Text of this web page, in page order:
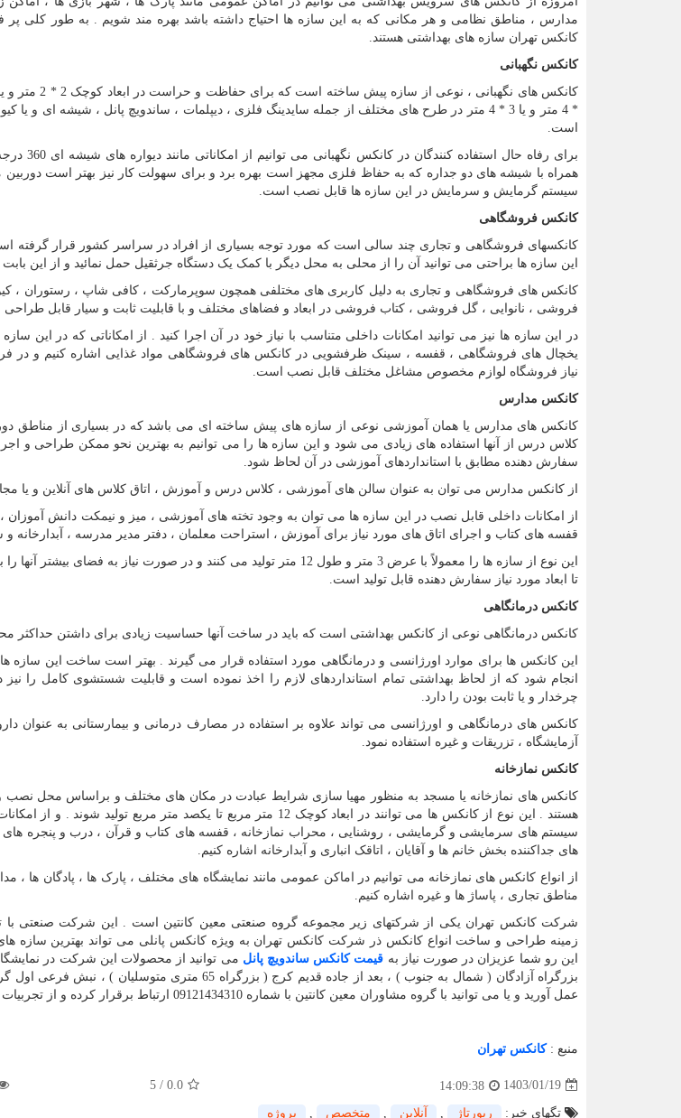
مدارس ، مناطق نظامی و هر مکانی که به این سازه ها احتیاج داشته باشد بهره مند شویم . به طور کلی
کانکس تهران سازه های بهداشتی هستند.
کانکس نگهبانی
* 4 متر و یا 3 * 4 متر در طرح های مختلف از جمله سایدینگ فلزی ، دیپلمات ، ساندویچ پانل ، شیشه ای و
است.
برای رفاه حال
همراه با شیشه های دو جداره که به حفاظ فلزی مجهز است بهره برد و برای سهولت کار نیز بهتر است دوربین
سیستم گرمایش و سرمایش در این سازه ها قابل نصب است.
کانکس فروشگاهی
کانکسهای فروشگاهی و تجاری چند سالی است که مورد توجه بسیاری از افراد در سراسر کشور قرار گرفته
این سازه ها براحتی می توانید آن را از محلی به محل دیگر با کمک یک دستگاه جرثقیل حمل نمائید و از این بابت
کانکس های فروشگاهی و تجاری به دلیل کاربری های مختلفی همچون سوپرمارکت ، کافی شاپ ، رستوران ،
فروشی ، نانوایی ، گل فروشی ، کتاب فروشی در ابعاد و فضاهای مختلف و با قابلیت ثابت و سیار قابل طراحی
در این سازه ها نیز می توانید امکانات داخلی متناسب با نیاز خود در آن اجرا کنید . از امکاناتی که در این
یخچال های فروشگاهی ، قفسه ، سینک ظرفشویی در کانکس های فروشگاهی مواد غذایی اشاره کنیم و در
نیاز فروشگاه لوازم مخصوص مشاغل مختلف قابل نصب است.
کانکس مدارس
کانکس های مدارس یا همان آموزشی نوعی از سازه های پیش ساخته ای می باشد که در بسیاری از مناطق
کلاس درس از آنها استفاده های زیادی می شود و این سازه ها را می توانیم به بهترین نحو ممکن طراحی و اجرا
سفارش دهنده مطابق با استانداردهای آموزشی در آن لحاظ شود.
از کانکس مدارس می توان به عنوان سالن های آموزشی ، کلاس درس و آموزش ، اتاق کلاس های آنلاین و یا
از امکانات داخلی قابل نصب در این سازه ها می توان به وجود تخته های آموزشی ، میز و نیمکت دانش
قفسه های کتاب و اجرای اتاق های مورد نیاز برای آموزش ، استراحت معلمان ، دفتر مدیر مدرسه ، آبدارخانه
این نوع از سازه ها را معمولاً با عرض 3 متر و طول 12 متر تولید می کنند و در صورت نیاز
تا ابعاد مورد نیاز سفارش دهنده قابل تولید است.
کانکس درمانگاهی
کانکس درمانگاهی نوعی از کانکس بهداشتی است که باید در ساخت آنها حساسیت زیادی برای داشتن حداکثر
این کانکس ها برای موارد اورژانسی و درمانگاهی مورد استفاده قرار می گیرند . بهتر است ساخت این سازه ها
انجام شود که از لحاظ بهداشتی تمام استانداردهای لازم را اخذ نموده است و قابلیت شستشوی کامل را نیز
چرخدار و یا ثابت بودن را دارد.
کانکس های درمانگاهی و اورژانسی می تواند علاوه بر استفاده در مصارف درمانی و بیمارستانی به عنوان
آزمایشگاه ، تزریقات و غیره استفاده نمود.
کانکس نمازخانه
کانکس های نمازخانه یا مسجد به منظور مهیا سازی شرایط عبادت در مکان های مختلف و براساس محل نصب
هستند . این نوع از کانکس ها می توانند در ابعاد کوچک 12 متر مربع تا یکصد متر مربع
سیستم های سرمایشی و گرمایشی ، روشنایی ، محراب نمازخانه ، قفسه های کتاب و قرآن ، درب و پنجره های
های جداکننده بخش خانم ها و آقایان ، اتاقک انباری و آبدارخانه اشاره کنیم.
از انواع کانکس های نمازخانه می توانیم در اماکن عمومی مانند نمایشگاه های مختلف ، پارک ها ، پادگان ها
مناطق تجاری ، پاساژ ها و غیره اشاره کنیم.
شرکت کانکس تهران یکی از شرکتهای زیر مجموعه گروه صنعتی معین کانتین است . این شرکت صنعتی با
زمینه طراحی و ساخت انواع کانکس ذر شرکت کانکس تهران به ویژه کانکس پانلی می تواند بهترین سازه های
این رو شما عزیزان در صورت نیاز به قیمت کانکس ساندویچ پانل می توانید از محصولات این شرکت در
بزرگراه آزادگان ( شمال به جنوب ) ، بعد از جاده قدیم کرج ( بزرگراه 65
عمل آورید و یا می توانید با گروه مشاوران معین کانتین با شماره 09121434310 ارتباط برقرار کرده و از تجربیات همکاران ما بهره مند شوید.
منبع :کانکس تهران
1403/01/19
14:09:38
0.0
/
5
تگهای خبر: رپورتاژ آنلاین متخصص پروژه